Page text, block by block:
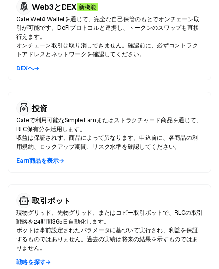
Web3とDEX 新機能
Gate Web3 Walletを通じて、完全な自己保管のもとでオンチェーン取
引が可能です。DeFiプロトコルと連携し、トークンのスワップも直接
行えます。
オンチェーン取引は取り消しできません。確認前に、必ずコントラク
トアドレスとネットワークを確認してください。
DEXへ→
投資
Gateで利用可能なSimple Earnまたはストラクチャード商品を通じて、
RLC保有分を活用します。
収益は保証されず、商品によって異なります。申込前に、各商品の利
用規約、ロックアップ期間、リスク水準を確認してください。
Earn商品を表示→
取引ボット
現物グリッド、先物グリッド、またはコピー取引ボットで、RLCの取引
戦略を24時間365日自動化します。
ボットは事前設定されたパラメータに基づいて実行され、利益を保証
するものではありません。過去の実績は将来の結果を示すものではあ
りません。
戦略を探す→